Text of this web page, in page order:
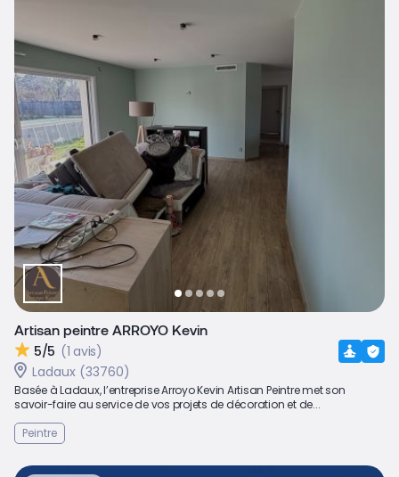
Artisan peintre ARROYO Kevin
5/5 (1 avis)
Ladaux (33760)
Basée à Ladaux, l’entreprise Arroyo Kevin Artisan Peintre met son
savoir-faire au service de vos projets de décoration et de...
Peintre